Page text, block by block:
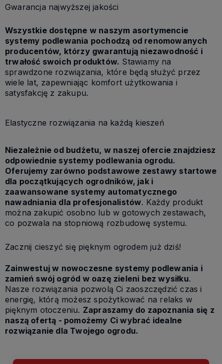
Gwarancja najwyższej jakości
Wszystkie dostępne w naszym asortymencie
systemy podlewania pochodzą od renomowanych
producentów, którzy gwarantują niezawodność i
trwałość swoich produktów. Stawiamy na
sprawdzone rozwiązania, które będą służyć przez
wiele lat, zapewniając komfort użytkowania i
satysfakcję z zakupu.
Elastyczne rozwiązania na każdą kieszeń
Niezależnie od budżetu, w naszej ofercie znajdziesz
odpowiednie systemy podlewania ogrodu.
Oferujemy zarówno podstawowe zestawy startowe
dla początkujących ogrodników, jak i
zaawansowane systemy automatycznego
nawadniania dla profesjonalistów. Każdy produkt
można zakupić osobno lub w gotowych zestawach,
co pozwala na stopniową rozbudowę systemu.
Zacznij cieszyć się pięknym ogrodem już dziś!
Zainwestuj w nowoczesne systemy podlewania i
zamień swój ogród w oazę zieleni bez wysiłku.
Nasze rozwiązania pozwolą Ci zaoszczędzić czas i
energię, którą możesz spożytkować na relaks w
pięknym otoczeniu. Zapraszamy do zapoznania się z
naszą ofertą - pomożemy Ci wybrać idealne
rozwiązanie dla Twojego ogrodu.